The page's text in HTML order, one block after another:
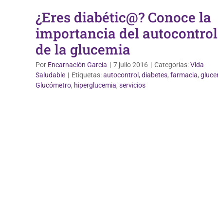
¿Eres diabétic@? Conoce la
importancia del autocontrol
de la glucemia
Por Encarnación García | 7 julio 2016 | Categorías:Vida
Saludable | Etiquetas:autocontrol, diabetes, farmacia,
Glucómetro, hiperglucemia, servicios